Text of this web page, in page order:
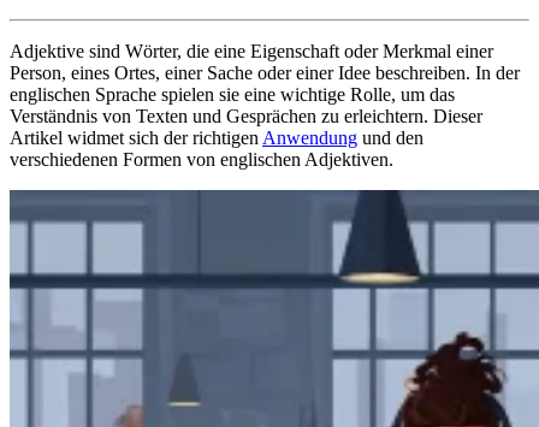
Adjektive sind Wörter, die eine Eigenschaft oder Merkmal einer
Person, eines Ortes, einer Sache oder einer Idee beschreiben. In der
englischen Sprache spielen sie eine wichtige Rolle, um das
Verständnis von Texten und Gesprächen zu erleichtern. Dieser
Artikel widmet sich der richtigenAnwendung und den
verschiedenen Formen von englischen Adjektiven.